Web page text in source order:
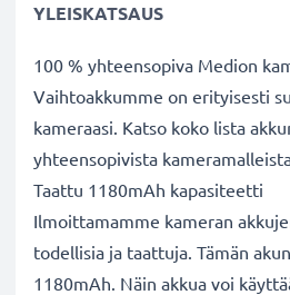
YLEISKATSAUS
100 % yhteensopiva Medion
Vaihtoakkumme on erityisesti
kameraasi. Katso koko lista
yhteensopivista
Taattu 1180mAh kapasiteetti
Ilmoittamamme kameran
todellisia ja taattuja. Tämän
1180mAh. Näin akkua voi